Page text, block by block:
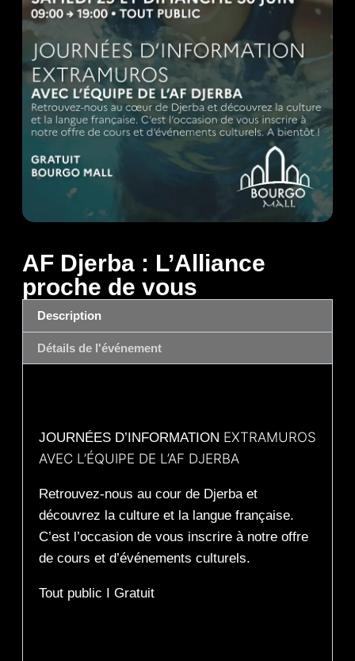
AF Djerba : L’Alliance
proche de vous
Description
Détails de l'événement
JOURNÉES D’INFORMATION EXTRAMUROS
AVEC L’ÉQUIPE DE L’AF DJERBA
Retrouvez-nous au cour de Djerba et
découvrez la culture et la langue française.
C’est l’occasion de vous inscrire à notre offre
de cours et d’événements culturels.
Tout public I Gratuit